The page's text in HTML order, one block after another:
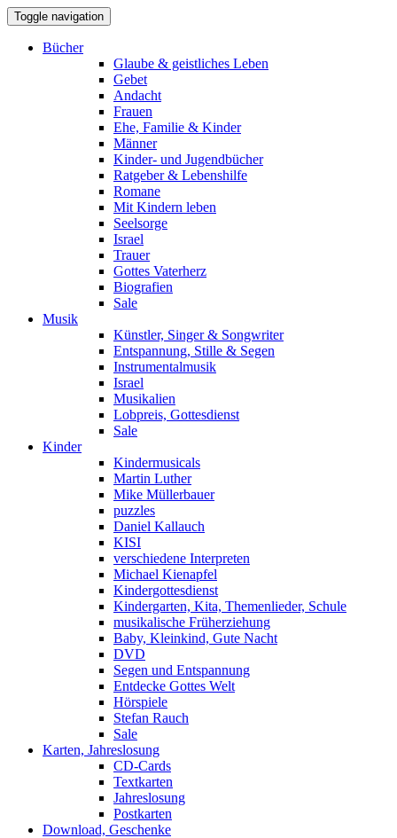
Toggle navigation
Bücher
Glaube & geistliches Leben
Gebet
Andacht
Frauen
Ehe, Familie & Kinder
Männer
Kinder- und Jugendbücher
Ratgeber & Lebenshilfe
Romane
Mit Kindern leben
Seelsorge
Israel
Trauer
Gottes Vaterherz
Biografien
Sale
Musik
Künstler, Singer & Songwriter
Entspannung, Stille & Segen
Instrumentalmusik
Israel
Musikalien
Lobpreis, Gottesdienst
Sale
Kinder
Kindermusicals
Martin Luther
Mike Müllerbauer
puzzles
Daniel Kallauch
KISI
verschiedene Interpreten
Michael Kienapfel
Kindergottesdienst
Kindergarten, Kita, Themenlieder, Schule
musikalische Früherziehung
Baby, Kleinkind, Gute Nacht
DVD
Segen und Entspannung
Entdecke Gottes Welt
Hörspiele
Stefan Rauch
Sale
Karten, Jahreslosung
CD-Cards
Textkarten
Jahreslosung
Postkarten
Download, Geschenke